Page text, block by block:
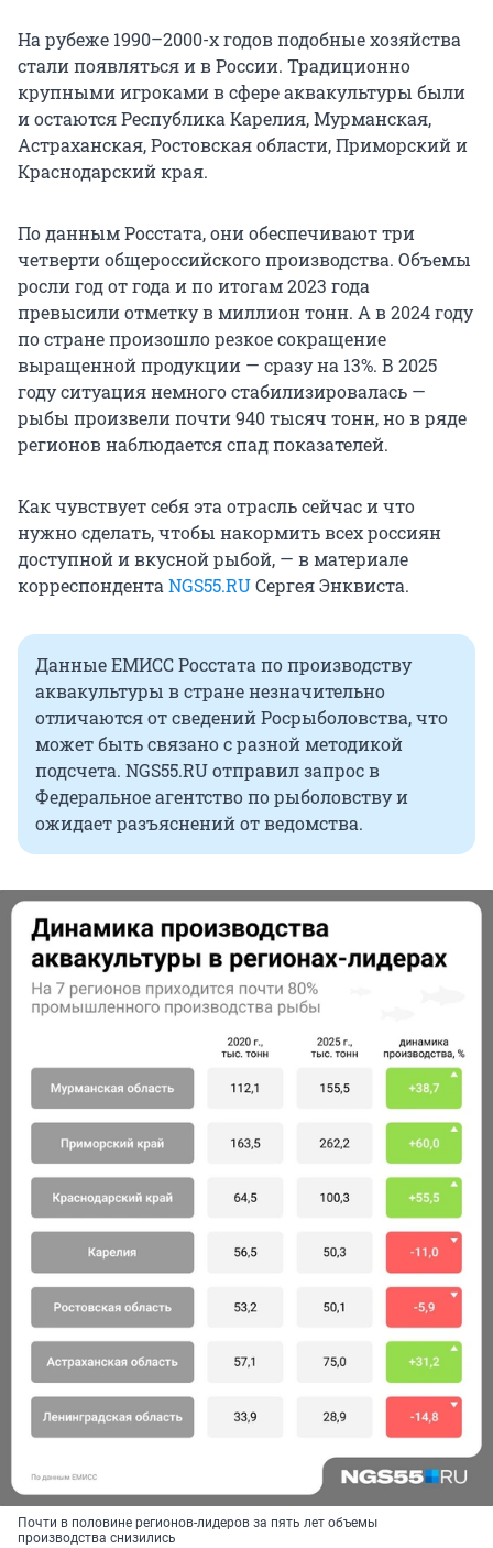
На рубеже 1990–2000-х годов подобные хозяйства
стали появляться и в России. Традиционно
крупными игроками в сфере аквакультуры были
и остаются Республика Карелия, Мурманская,
Астраханская, Ростовская области, Приморский и
Краснодарский края.
По данным Росстата, они обеспечивают три
четверти общероссийского производства. Объемы
росли год от года и по итогам 2023 года
превысили отметку в миллион тонн. А в 2024 году
по стране произошло резкое сокращение
выращенной продукции — сразу на 13%. В 2025
году ситуация немного стабилизировалась —
рыбы произвели почти 940 тысяч тонн, но в ряде
регионов наблюдается спад показателей.
Как чувствует себя эта отрасль сейчас и что
нужно сделать, чтобы накормить всех россиян
доступной и вкусной рыбой, — в материале
корреспондентаNGS55.RUСергея Энквиста.
Данные ЕМИСС Росстата по производству
аквакультуры в стране незначительно
отличаются от сведений Росрыболовства, что
может быть связано с разной методикой
подсчета. NGS55.RU отправил запрос в
Федеральное агентство по рыболовству и
ожидает разъяснений от ведомства.
Почти в половине регионов-лидеров за пять лет объемы
производства снизились